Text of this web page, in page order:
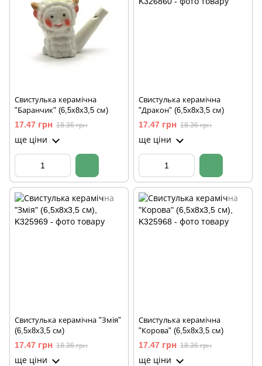
Свистулька керамічна
"Баранчик" (6,5х8х3,5 см)
17.47 грн 18.36 грн
ще ціни
Свистулька керамічна
"Дракон" (6,5х8х3,5 см)
17.47 грн 18.36 грн
ще ціни
Свистулька керамічна "Змія"
(6,5х8х3,5 см)
17.47 грн 18.36 грн
ще ціни
Свистулька керамічна
"Корова" (6,5х8х3,5 см)
17.47 грн 18.36 грн
ще ціни